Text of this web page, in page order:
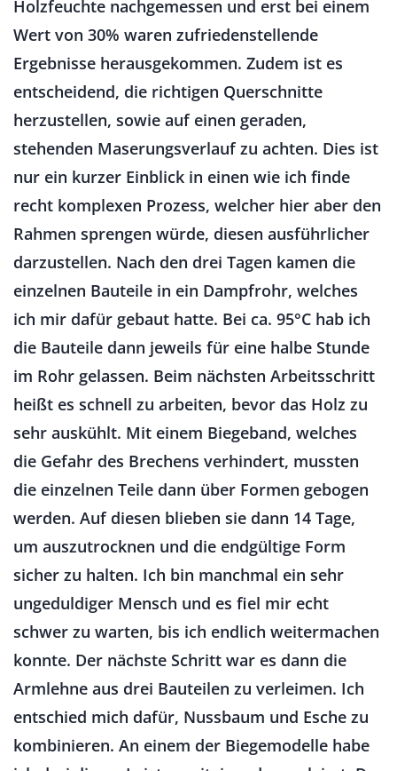
Holzfeuchte nachgemessen und erst bei einem
Wert von 30% waren zufriedenstellende
Ergebnisse herausgekommen. Zudem ist es
entscheidend, die richtigen Querschnitte
herzustellen, sowie auf einen geraden,
stehenden Maserungsverlauf zu achten. Dies ist
nur ein kurzer Einblick in einen wie ich finde
recht komplexen Prozess, welcher hier aber den
Rahmen sprengen würde, diesen ausführlicher
darzustellen. Nach den drei Tagen kamen die
einzelnen Bauteile in ein Dampfrohr, welches
ich mir dafür gebaut hatte. Bei ca. 95°C hab ich
die Bauteile dann jeweils für eine halbe Stunde
im Rohr gelassen. Beim nächsten Arbeitsschritt
heißt es schnell zu arbeiten, bevor das Holz zu
sehr auskühlt. Mit einem Biegeband, welches
die Gefahr des Brechens verhindert, mussten
die einzelnen Teile dann über Formen gebogen
werden. Auf diesen blieben sie dann 14 Tage,
um auszutrocknen und die endgültige Form
sicher zu halten. Ich bin manchmal ein sehr
ungeduldiger Mensch und es fiel mir echt
schwer zu warten, bis ich endlich weitermachen
konnte. Der nächste Schritt war es dann die
Armlehne aus drei Bauteilen zu verleimen. Ich
entschied mich dafür, Nussbaum und Esche zu
kombinieren. An einem der Biegemodelle habe